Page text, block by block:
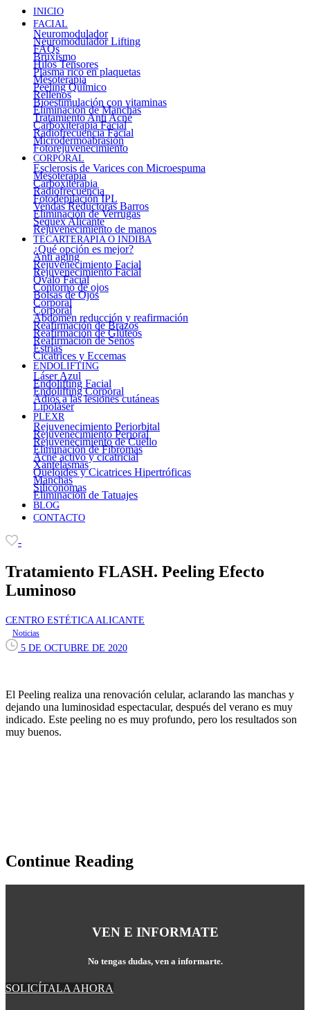
INICIO
FACIAL
Neuromodulador
Neuromodulador Lifting
FAQs
Bruxismo
Hilos Tensores
Plasma rico en plaquetas
Mesoterapia
Peeling Químico
Rellenos
Bioestimulación con vitaminas
Eliminación de Manchas
Tratamiento Anti Acné
Carboxiterapia Facial
Radiofrecuencia Facial
Microdermoabrasión
Fotorejuvenecimiento
CORPORAL
Esclerosis de Varices con Microespuma
Mesoterapia
Carboxiterapia
Radiofrecuencia
Fotodepilación IPL
Vendas Reductoras Barros
Eliminación de Verrugas
Sequex Alicante
Rejuvenecimiento de manos
TECARTERAPIA O INDIBA
¿Qué opción es mejor?
Anti aging
Rejuvenecimiento Facial
Rejuvenecimiento Facial
Óvalo Facial
Contorno de ojos
Bolsas de Ojos
Corporal
Corporal
Abdomen reducción y reafirmación
Reafirmación de Brazos
Reafirmación de Glúteos
Reafirmación de Senos
Estrías
Cicatrices y Eccemas
ENDOLIFTING
Láser Azul
Endolifting Facial
Endolifting Corporal
Adiós a las lesiones cutáneas
Lipoláser
PLEXR
Rejuvenecimiento Periorbital
Rejuvenecimiento Perioral
Rejuvenecimiento de Cuello
Eliminación de Fibromas
Acné activo y cicatricial
Xantelasmas
Queloides y Cicatrices Hipertróficas
Manchas
Siliconomas
Eliminación de Tatuajes
BLOG
CONTACTO
-
Tratamiento FLASH. Peeling Efecto
Luminoso
CENTRO ESTÉTICA ALICANTE
Noticias
5 DE OCTUBRE DE 2020
El Peeling realiza una renovación celular, aclarando las manchas y
dejando una luminosidad espectacular, después del verano es muy
indicado. Este peeling no es muy profundo, pero los resultados son
muy buenos.
Continue Reading
VEN E INFORMATE
No tengas dudas, ven a informarte.
SOLICÍTALA AHORA